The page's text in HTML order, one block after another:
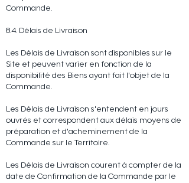
Commande.
8.4. Délais de Livraison
Les Délais de Livraison sont disponibles sur le
Site et peuvent varier en fonction de la
disponibilité des Biens ayant fait l'objet de la
Commande.
Les Délais de Livraison s'entendent en jours
ouvrés et correspondent aux délais moyens de
préparation et d'acheminement de la
Commande sur le Territoire.
Les Délais de Livraison courent à compter de la
date de Confirmation de la Commande par le